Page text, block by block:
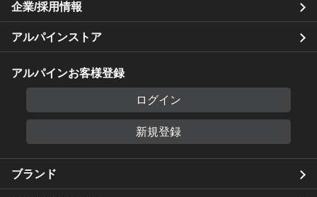
企業/採用情報
アルパインストア
アルパインお客様登録
ログイン
新規登録
ブランド